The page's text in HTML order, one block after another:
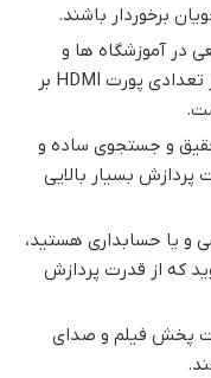
برخوردار باشند.
در آموزشگاه ها و
دانشگاه ها وجود پورت VGA در کنار تعدادی پورت HDMI بر
و جستجوی ساده و
پردازش بسیار بالایی
و یا حسابداری هستید،
که از قدرت پردازش
پخش فیلم و صدای